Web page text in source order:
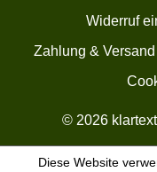
© 2026
Widerruf
Zahlung & Versand
Diese Website